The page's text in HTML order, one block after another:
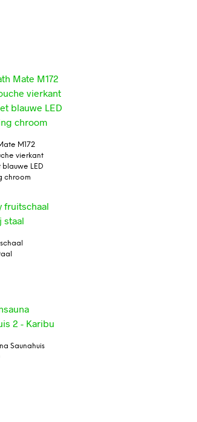
M172
vierkant
LED
chroom
Saunahuis